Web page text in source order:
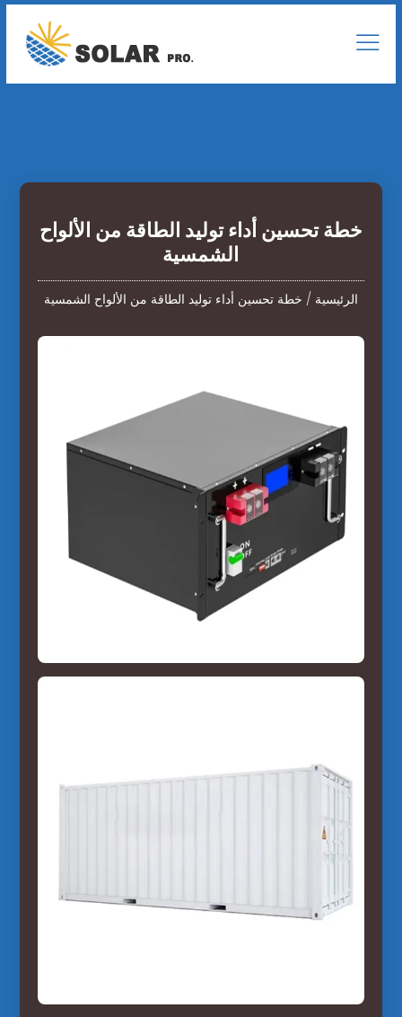
خطة تحسين أداء توليد الطاقة من الألواح
الشمسية
الرئيسية / خطة تحسين أداء توليد الطاقة من الألواح الشمسية